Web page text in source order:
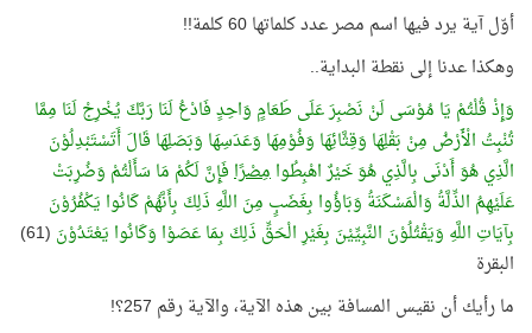
أوّل آية يرد فيها اسم مصر عدد كلماتها 60 كلمة!!
وهكذا عدنا إلى نقطة البداية..
وَإِذْ قُلْتُمْ يَا مُوْسَى لَنْ نَصْبِرَ عَلَى طَعَامٍ وَاحِدٍ فَادْعُ لَنَا رَبَّكَ يُخْرِجْ لَنَا مِمَّا
تُنْبِتُ الْأَرْضُ مِنْ بَقْلِهَا وَقِثَّائِهَا وَفُوْمِهَا وَعَدَسِهَا وَبَصَلِهَا قَالَ أَتَسْتَبْدِلُوْنَ
الَّذِي هُوَ أَدْنَى بِالَّذِي هُوَ خَيْرٌ اهْبِطُوامِصْرًافَإِنَّ لَكُمْ مَا سَأَلْتُمْ وَضُرِبَتْ
عَلَيْهِمُ الذِّلَّةُ وَالْمَسْكَنَةُ وَبَاؤُوا بِغَضَبٍ مِنَ اللَّهِ ذَلِكَ بِأَنَّهُمْ كَانُوا يَكْفُرُوْنَ
بِآيَاتِ اللَّهِ وَيَقْتُلُوْنَ النَّبِيِّيْنَ بِغَيْرِ الْحَقِّ ذَلِكَ بِمَا عَصَوْا وَكَانُوا يَعْتَدُوْنَ
(61)
البقرة
ما رأيك أن نقيس المسافة بين هذه الآية، والآية رقم 257؟!